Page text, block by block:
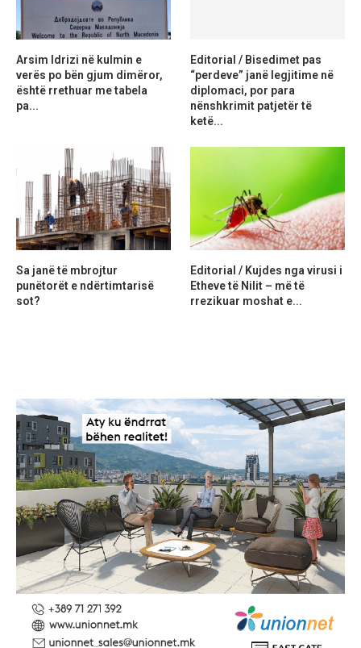
Arsim Idrizi në kulmin e
verës po bën gjum dimëror,
është rrethuar me tabela
pa...
Editorial / Bisedimet pas
“perdeve” janë legjitime në
diplomaci, por para
nënshkrimit patjetër të
ketë...
Sa janë të mbrojtur
punëtorët e ndërtimtarisë
sot?
Editorial / Kujdes nga virusi i
Etheve të Nilit – më të
rrezikuar moshat e...